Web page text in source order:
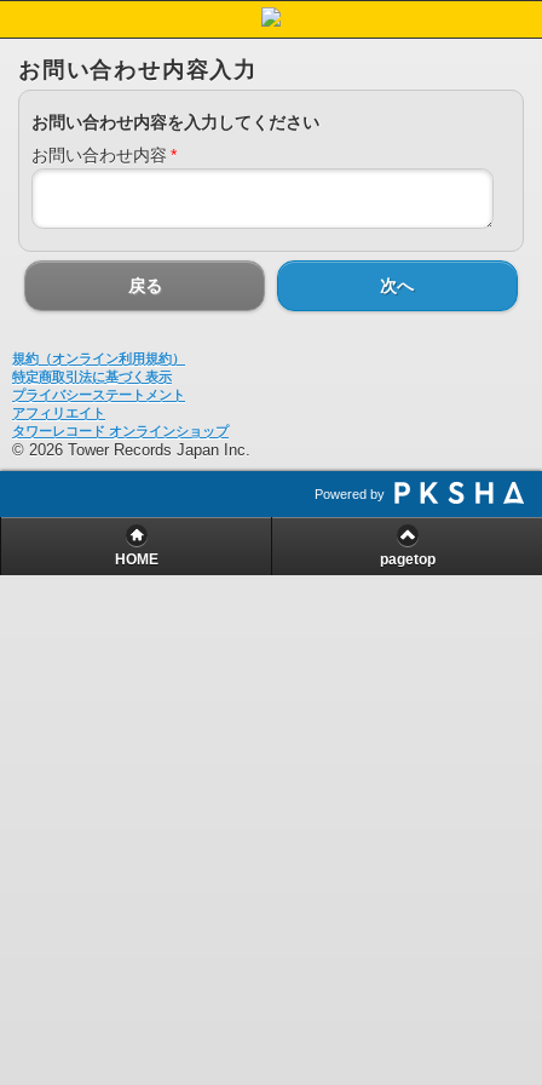
お問い合わせ内容入力
お問い合わせ内容を入力してください
お問い合わせ内容 *
戻る 次へ
規約（オンライン利用規約）
特定商取引法に基づく表示
プライバシーステートメント
アフィリエイト
タワーレコード オンラインショップ
© 2026 Tower Records Japan Inc.
Powered by
HOME pagetop